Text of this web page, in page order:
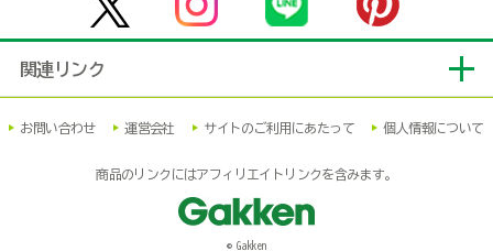
関連リンク
お問い合わせ 運営会社 サイトのご利用にあたって 個人情報について
商品のリンクにはアフィリエイトリンクを含みます。
© Gakken